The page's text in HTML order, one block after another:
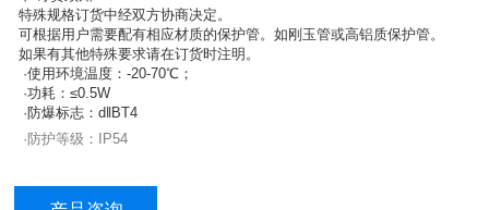
特殊规格订货中经双方协商决定。
可根据用户需要配有相应材质的保护管。如刚玉管或高铝质保护管。
如果有其他特殊要求请在订货时注明。
·使用环境温度：-20-70℃；
·功耗：≤0.5W
·防爆标志：d‖BT4
·防护等级：IP54